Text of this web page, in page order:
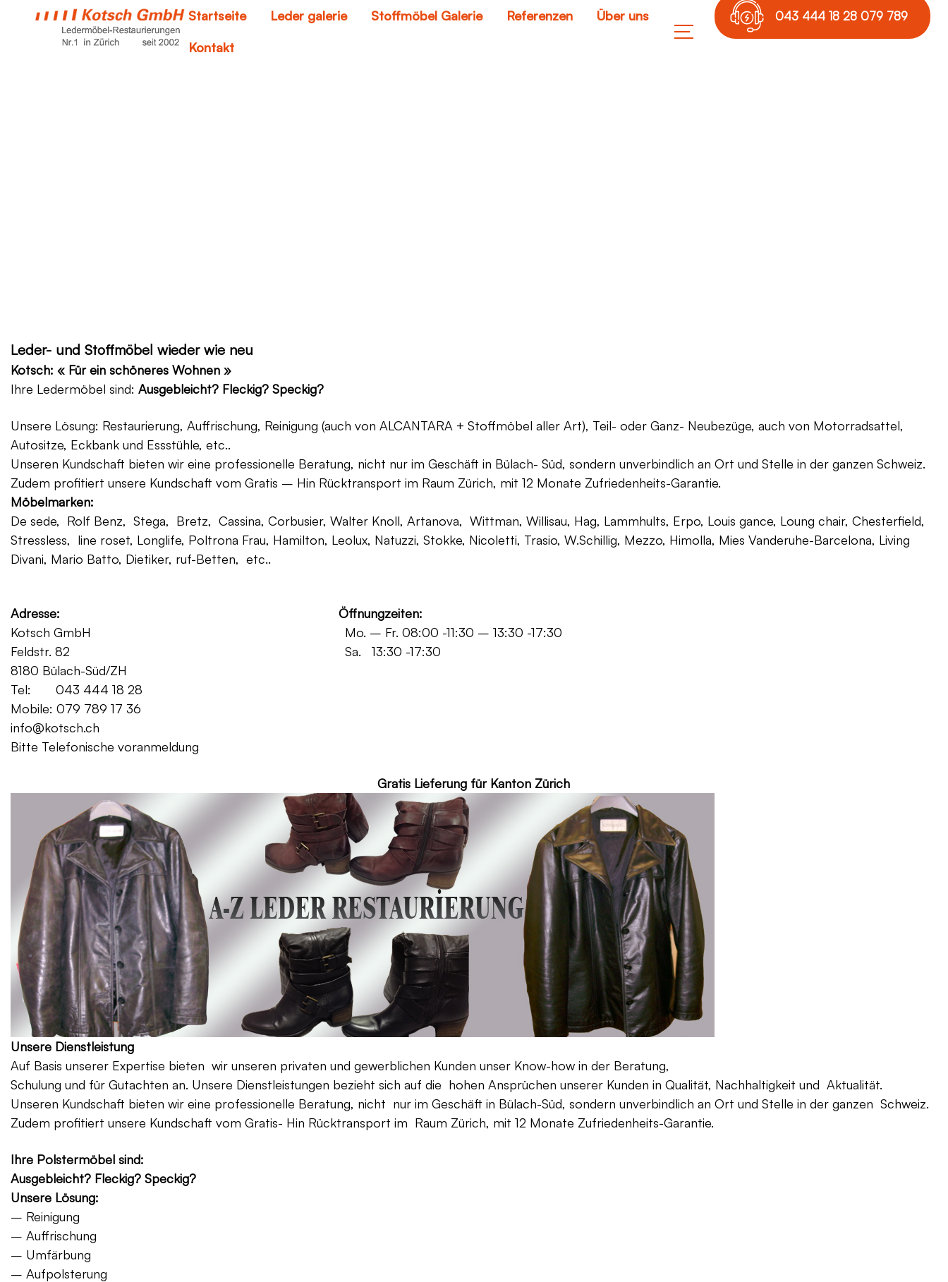
Startseite Leder galerie Stoffmöbel Galerie Referenzen Über uns
Kontakt
043 444 18 28 079 789
Leder- und Stoffmöbel wieder wie neu
Kotsch: « Für ein schöneres Wohnen »
Ihre Ledermöbel sind: Ausgebleicht? Fleckig? Speckig?
Unsere Lösung: Restaurierung, Auffrischung, Reinigung (auch von ALCANTARA + Stoffmöbel aller Art), Teil- oder Ganz- Neubezüge, auch von Motorradsattel,
Autositze, Eckbank und Essstühle, etc..
Unseren Kundschaft bieten wir eine professionelle Beratung, nicht nur im Geschäft in Bülach- Süd, sondern unverbindlich an Ort und Stelle in der ganzen Schweiz.
Zudem profitiert unsere Kundschaft vom Gratis – Hin Rücktransport im Raum Zürich, mit 12 Monate Zufriedenheits-Garantie.
Möbelmarken:
De sede, Rolf Benz, Stega, Bretz, Cassina, Corbusier, Walter Knoll, Artanova, Wittman, Willisau, Hag, Lammhults, Erpo, Louis gance, Loung chair, Chesterfield,
Stressless, line roset, Longlife, Poltrona Frau, Hamilton, Leolux, Natuzzi, Stokke, Nicoletti, Trasio, W.Schillig, Mezzo, Himolla, Mies Vanderuhe-Barcelona, Living
Divani, Mario Batto, Dietiker, ruf-Betten, etc..
Adresse:
Öffnungzeiten:
Kotsch GmbH Mo. – Fr. 08:00 -11:30 – 13:30 -17:30
Feldstr. 82 Sa. 13:30 -17:30
8180 Bülach-Süd/ZH
Tel: 043 444 18 28
Mobile: 079 789 17 36
info@kotsch.ch
Bitte Telefonische voranmeldung
Gratis Lieferung für Kanton Zürich
Unsere Dienstleistung
Auf Basis unserer Expertise bieten wir unseren privaten und gewerblichen Kunden unser Know-how in der Beratung,
Schulung und für Gutachten an. Unsere Dienstleistungen bezieht sich auf die hohen Ansprüchen unserer Kunden in Qualität, Nachhaltigkeit und Aktualität.
Unseren Kundschaft bieten wir eine professionelle Beratung, nicht nur im Geschäft in Bülach-Süd, sondern unverbindlich an Ort und Stelle in der ganzen Schweiz.
Zudem profitiert unsere Kundschaft vom Gratis- Hin Rücktransport im Raum Zürich, mit 12 Monate Zufriedenheits-Garantie.
Ihre Polstermöbel sind:
Ausgebleicht? Fleckig? Speckig?
Unsere Lösung:
– Reinigung
– Auffrischung
– Umfärbung
– Aufpolsterung